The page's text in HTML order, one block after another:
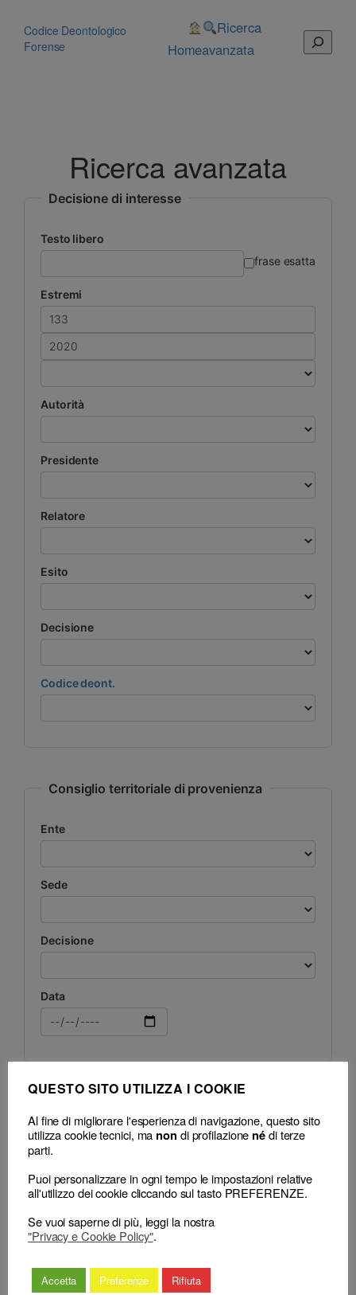
contenuto
Codice Deontologico
Forense
Home
Ricerca
avanzata
Cerca
Ricerca avanzata
Decisione di interesse
Testo libero
frase esatta
Estremi
Autorità
Presidente
Relatore
Esito
Decisione
Codice deont.
Consiglio territoriale di provenienza
Ente
Sede
Decisione
Data
Cerca
– numero: 133
– anno: 2020
Risultati della ricerca: 5
SENTENZA
QUESTO SITO UTILIZZA I COOKIE
Al fine di migliorare l'esperienza di navigazione, questo sito
utilizza cookie tecnici, ma non di profilazione nédi terze
parti.
Puoi personalizzare in ogni tempo le impostazioni relative
all'utilizzo dei cookie cliccando sul tasto PREFERENZE.
Se vuoi saperne di più, leggi la nostra
"Privacy e Cookie Policy".
Accetta Preferenze Rifiuta